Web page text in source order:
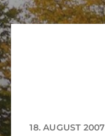
18. AUGUST 2007